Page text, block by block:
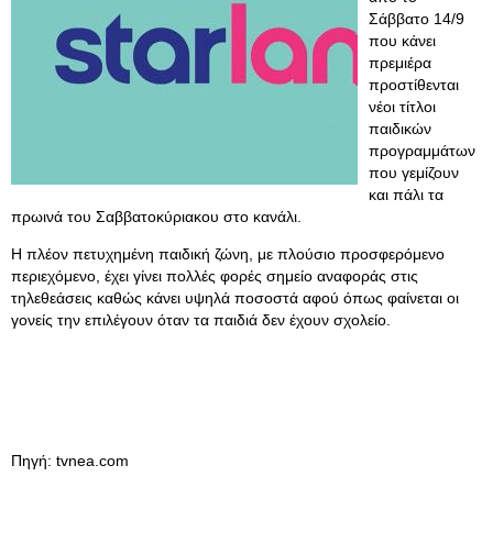
Σάββατο 14/9
που κάνει
πρεμιέρα
προστίθενται
νέοι τίτλοι
παιδικών
προγραμμάτων
που γεμίζουν
και πάλι τα
πρωινά του Σαββατοκύριακου στο κανάλι.
Η πλέον πετυχημένη παιδική ζώνη, με πλούσιο προσφερόμενο
περιεχόμενο, έχει γίνει πολλές φορές σημείο αναφοράς στις
τηλεθεάσεις καθώς κάνει υψηλά ποσοστά αφού όπως φαίνεται οι
γονείς την επιλέγουν όταν τα παιδιά δεν έχουν σχολείο.
Πηγή: tvnea.com